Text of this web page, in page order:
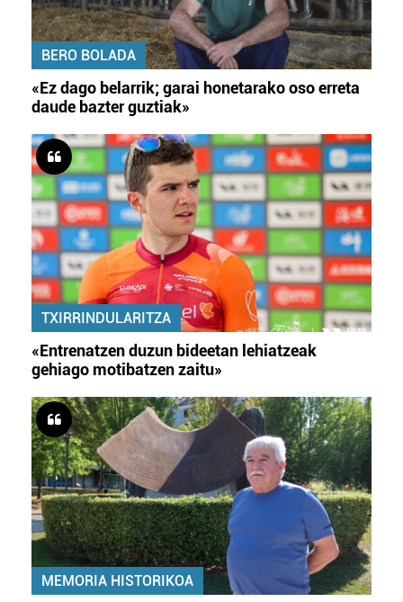
BERO BOLADA
«Ez dago belarrik; garai honetarako oso erreta
daude bazter guztiak»
TXIRRINDULARITZA
«Entrenatzen duzun bideetan lehiatzeak
gehiago motibatzen zaitu»
MEMORIA HISTORIKOA